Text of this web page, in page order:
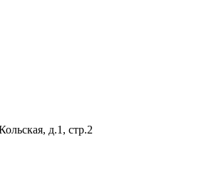
д.1, стр.2